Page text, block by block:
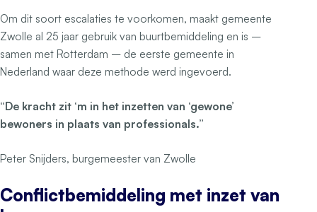
Om dit soort escalaties te voorkomen, maakt gemeente
Zwolle al 25 jaar gebruik van buurtbemiddeling en is –
samen met Rotterdam – de eerste gemeente in
Nederland waar deze methode werd ingevoerd.
“De kracht zit ‘m in het inzetten van ‘gewone’
bewoners in plaats van professionals.”
Peter Snijders, burgemeester van Zwolle
Conflictbemiddeling met inzet van